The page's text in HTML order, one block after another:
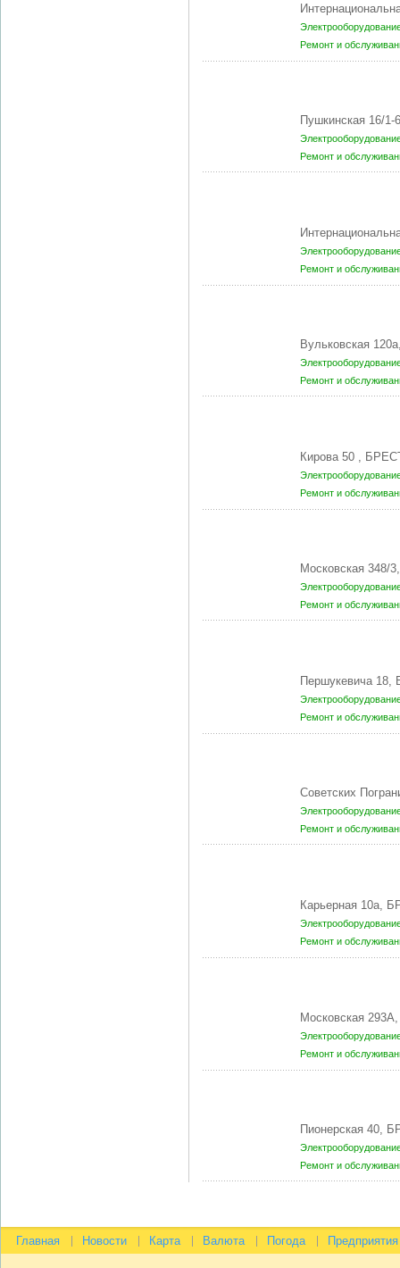
Ремонт и
Пушкинская 16/
Ремонт и
Ремонт и
Вульковская
Ремонт и
Кирова 50 ,
Ремонт и
Московская 348/
Ремонт и
Першукевича
Ремонт и
Советских
Ремонт и
Карьерная 10а,
Ремонт и
Московская
Ремонт и
Пионерская 40,
Ремонт и
Главная Новости Карта Валюта Погода Предприятия